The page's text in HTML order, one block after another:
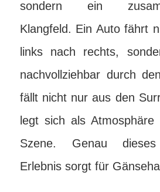
sondern ein
Klangfeld. Ein Auto fährt
links nach rechts,
nachvollziehbar durch
fällt nicht nur aus den
legt sich als
Szene. Genau dieses
Erlebnis sorgt für